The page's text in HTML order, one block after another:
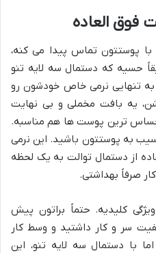
فوق العاده
پوستتون تماس پیدا می کنه،
حسیه که دستمال سه لایه تنو
به تنهایی نرمی خاص خودشون رو
یه بافت مخملی و بی نهایت
ترین پوست ها هم مناسبه.
به پوستتون باشید. این نرمی
از دستمال توالت به یک لحظه
صرفاً بهداشتی.
کلیدیه. حتماً براتون پیش
سر و کار داشتید و وسط کار
با دستمال سه لایه تنو، این